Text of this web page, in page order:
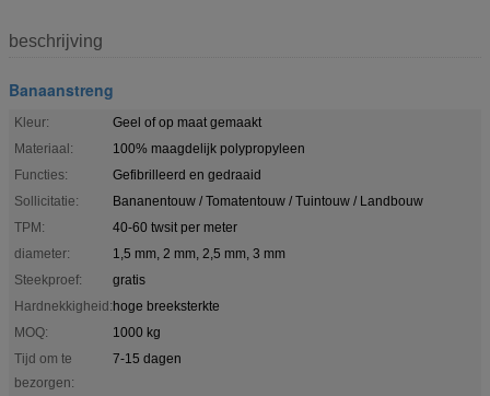
beschrijving
Banaanstreng
Kleur:
Geel of op maat gemaakt
Materiaal:
100% maagdelijk polypropyleen
Functies:
Gefibrilleerd en gedraaid
Sollicitatie:
Bananentouw / Tomatentouw / Tuintouw / Landbouw
TPM:
40-60 twsit per meter
diameter:
1,5 mm, 2 mm, 2,5 mm, 3 mm
Steekproef:
gratis
Hardnekkigheid:hoge breeksterkte
MOQ:
1000 kg
Tijd om te
bezorgen:
7-15 dagen